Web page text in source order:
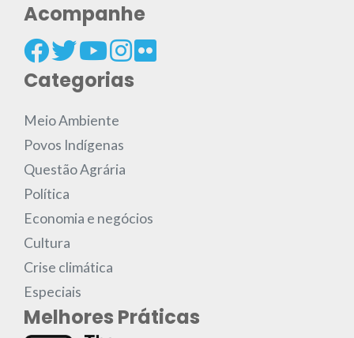
Acompanhe
Categorias
Meio Ambiente
Povos Indígenas
Questão Agrária
Política
Economia e negócios
Cultura
Crise climática
Especiais
Melhores Práticas